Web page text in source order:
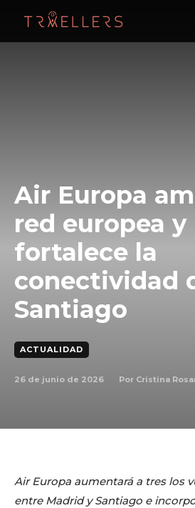
Air Europa
red europea y
fortalece la
conectividad
Santiago
ACTUALIDAD
26 de junio de 2026 Por Cristina
Air Europa aumentará a tres los
entre Madrid y Santiago e